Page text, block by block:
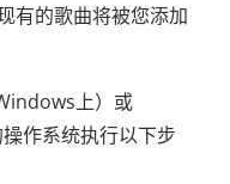
有的歌曲将被您添加
上）或
作系统执行以下步